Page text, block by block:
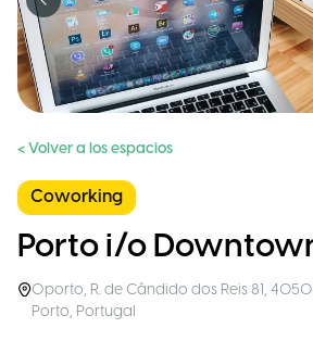
Previous slide
< Volver a los espacios
Coworking
Porto i/o
Oporto, R. de Cândido dos Reis 81,
Porto, Portugal